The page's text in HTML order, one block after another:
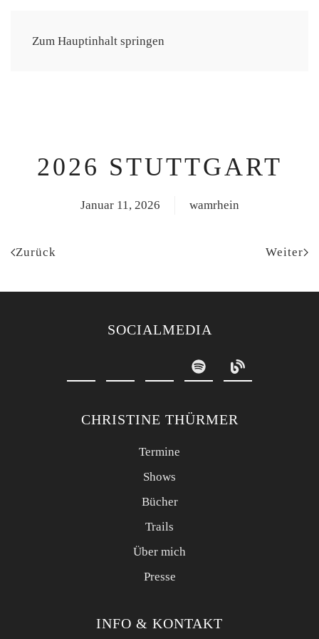
Zum Hauptinhalt springen
CHRISTINE THÜRMER
2026 STUTTGART
Januar 11, 2026 wamrhein
Zurück Weiter
SOCIALMEDIA
CHRISTINE THÜRMER
Termine
Shows
Bücher
Trails
Über mich
Presse
INFO & KONTAKT